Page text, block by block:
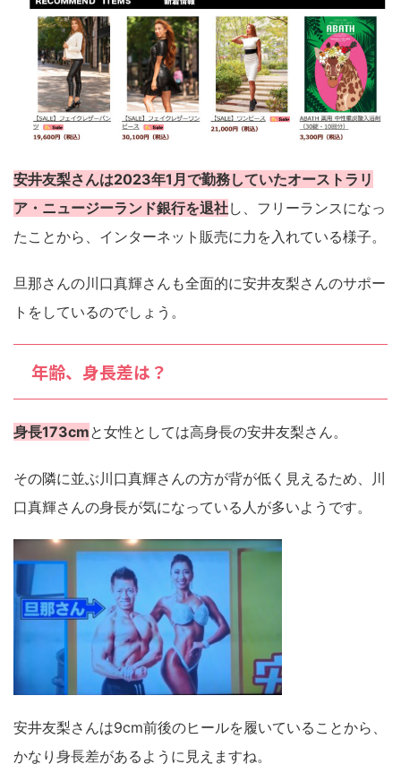
安井友梨さんは2023年1月で勤務していたオーストラリ
ア・ニュージーランド銀行を退社し、フリーランスになっ
たことから、インターネット販売に力を入れている様子。
旦那さんの川口真輝さんも全面的に安井友梨さんのサポー
トをしているのでしょう。
年齢、身長差は？
身長173cmと女性としては高身長の安井友梨さん。
その隣に並ぶ川口真輝さんの方が背が低く見えるため、川
口真輝さんの身長が気になっている人が多いようです。
安井友梨さんは9cm前後のヒールを履いていることから、
かなり身長差があるように見えますね。